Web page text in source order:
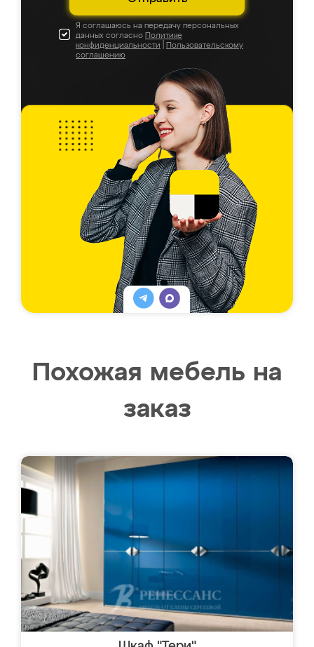
Я соглашаюсь на передачу персональных
данных согласно Политике
конфиденциальности
Пользовательскому
соглашению
Похожая мебель на
заказ